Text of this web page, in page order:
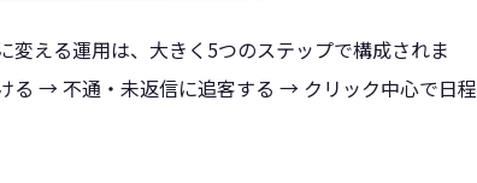
える運用は、大きく5つのステップで構成されま
る → 不通・未返信に追客する → クリック中心で日程